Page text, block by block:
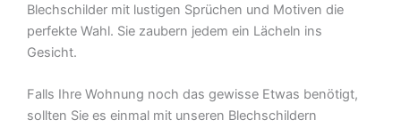
Blechschilder mit lustigen Sprüchen und Motiven die
perfekte Wahl. Sie zaubern jedem ein Lächeln ins
Gesicht.
Falls Ihre Wohnung noch das gewisse Etwas benötigt,
sollten Sie es einmal mit unseren Blechschildern